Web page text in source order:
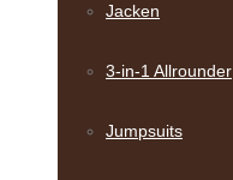
Jacken
3-in-1 Allrounder
Jumpsuits